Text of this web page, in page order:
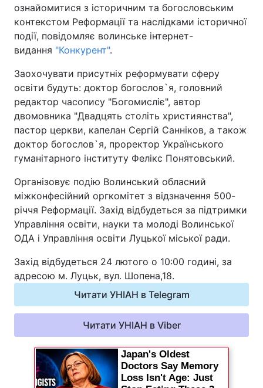
Київ Львів
Дніпро Харків
Спорт Наука
Техно і зв'язок Лайт
Здоров'я Туризм
Цікавинки Погода
Відео з Youtube Статті
Думки
Вакансії
Контакти
ознайомитися з історичним та богословським
контекстом Реформації та наслідками історичної
події, повідомляє волинське інтернет-
видання "Конкурент".
Заохочувати присутніх реформувати сферу
освіти будуть: доктор богослов`я, головний
редактор часопису "Богомисліє", автор
двомовника "Двадцять століть християнства",
пастор церкви, капелан Сергій Санніков, а також
доктор богослов`я, проректор Українського
гуманітарного інституту Фелікс Понятовський.
Організовує подію Волинський обласний
міжконфесійний оргкомітет з відзначення 500-
річчя Реформації. Захід відбудеться за підтримки
Управління освіти, науки та молоді Волинської
ОДА і Управління освіти Луцької міської ради.
Захід відбудеться 24 лютого о 10:00 годині, за
адресою м. Луцьк, вул. Шопена,18.
Читати УНІАН в Telegram
Читати УНІАН в Viber